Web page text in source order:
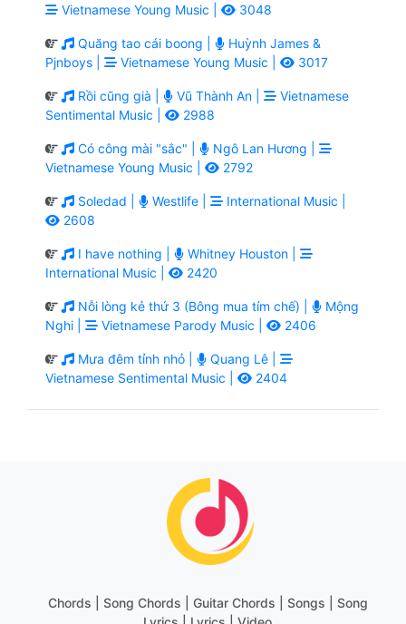
Vietnamese Young Music |
3048
Quăng tao cái boong |
Huỳnh James &
Pjnboys |
Vietnamese Young Music | 3017
Rồi cũng già | Vũ Thành An |
Vietnamese
Sentimental Music |
2988
Có công mài "sắc" |
Ngô Lan Hương |
Vietnamese Young Music |
2792
Soledad | Westlife |
International Music |
2608
I have nothing |
Whitney Houston |
International Music |
2420
Nỗi lòng kẻ thứ 3 (Bông mua tím chế) |
Mộng
Nghi |
Vietnamese Parody Music | 2406
Mưa đêm tỉnh nhỏ |
Quang Lê |
Vietnamese Sentimental Music |
2404
Chords | Song Chords | Guitar Chords | Songs | Song